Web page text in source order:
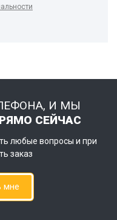
И МЫ
СЕЙЧАС
любые вопросы и при
заказ
мне